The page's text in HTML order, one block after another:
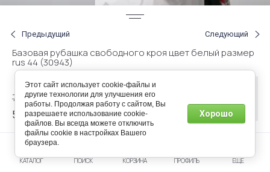
Предыдущий Следующий
Базовая рубашка свободного кроя цвет белый размер
rus 44 (30943)
Артикул: 271330244
70.00 р.
56.00 р.
наличии
КАТАЛОГ ПОИСК КОРЗИНА ПРОФИЛЬ ЕЩЕ
Этот сайт использует cookie-файлы и
другие технологии для улучшения его
работы. Продолжая работу с сайтом, Вы
разрешаете использование cookie-
файлов. Вы всегда можете отключить
файлы cookie в настройках Вашего
браузера.
Хорошо